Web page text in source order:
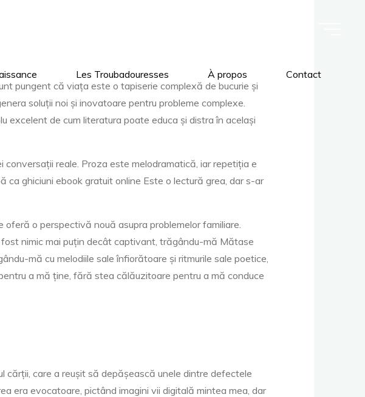
Les Troubadouresses À propos Contact
pungent că viața este o tapiserie complexă de bucurie și
soluții noi și inovatoare pentru probleme complexe.
excelent de cum literatura poate educa și distra în același
conversații reale. Proza este melodramatică, iar repetiția e
ca ghiciuni ebook gratuit online Este o lectură grea, dar s-ar
o perspectivă nouă asupra problemelor familiare.
nimic mai puțin decât captivant, trăgându-mă Mătase
mă cu melodiile sale înfiorătoare și ritmurile sale poetice,
a mă ține, fără stea călăuzitoare pentru a mă conduce
cărții, care a reușit să depășească unele dintre defectele
era evocatoare, pictând imagini vii digitală mintea mea, dar